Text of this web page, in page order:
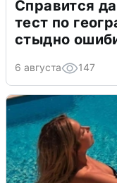
Справится
тест по
стыдно
6 августа 147